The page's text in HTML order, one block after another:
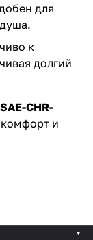
для
к
долгий
CHR-
комфорт и